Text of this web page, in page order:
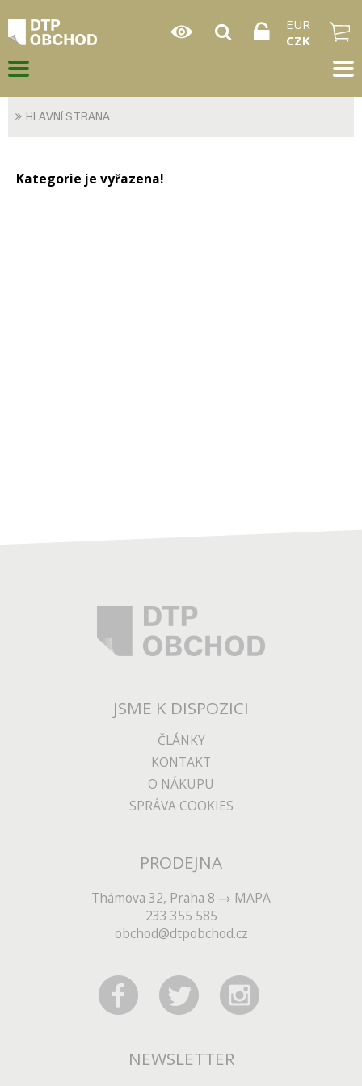
EUR
CZK
HLAVNÍ STRANA
Kategorie je vyřazena!
JSME K DISPOZICI
ČLÁNKY
KONTAKT
O NÁKUPU
SPRÁVA COOKIES
PRODEJNA
Thámova 32, Praha 8
MAPA
233 355 585
obchod@dtpobchod.cz
NEWSLETTER